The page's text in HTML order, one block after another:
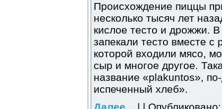
Происхождение пиццы
несколько тысяч лет
кислое тесто и дрожжи.
запекали тесто вместе
которой входили мясо,
сыр и многое другое.
название «plakuntos»,
испеченный хлеб».